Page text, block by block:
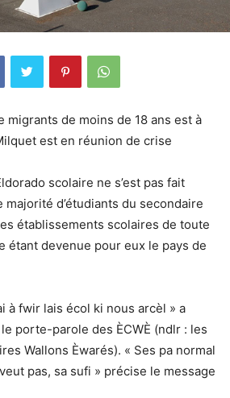
migrants de moins de 18 ans est à
est en réunion de crise
scolaire ne s’est pas fait
d’étudiants du secondaire
établissements scolaires de toute
étant devenue pour eux le pays de
à fwir lais écol ki nous arcèl » a
porte-parole des ÈCWÈ (ndlr : les
Wallons Èwarés). « Ses pa normal
pas, sa sufi » précise le message